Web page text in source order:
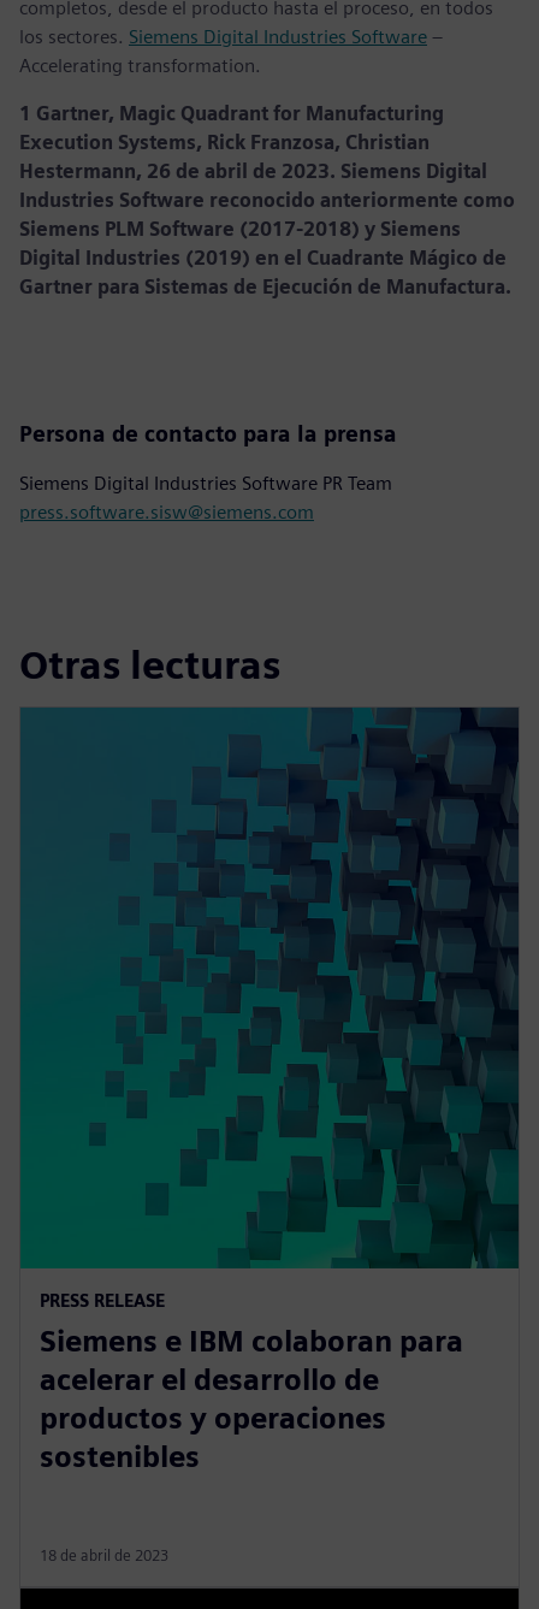
completos, desde el producto hasta el proceso, en todos
los sectores. Siemens Digital Industries Software –
Accelerating transformation.
1 Gartner, Magic Quadrant for Manufacturing
Execution Systems, Rick Franzosa, Christian
Hestermann, 26 de abril de 2023. Siemens Digital
Industries Software reconocido anteriormente como
Siemens PLM Software (2017-2018) y Siemens
Digital Industries (2019) en el Cuadrante Mágico de
Gartner para Sistemas de Ejecución de Manufactura.
Persona de contacto para la prensa
Siemens Digital Industries Software PR Team
press.software.sisw@siemens.com
Otras lecturas
PRESS RELEASE
Siemens e IBM colaboran para
acelerar el desarrollo de
productos y operaciones
sostenibles
18 de abril de 2023